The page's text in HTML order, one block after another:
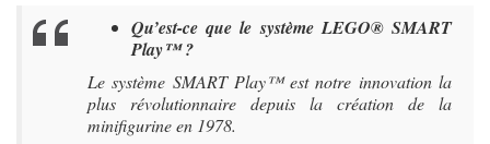
Qu’est-ce que le système LEGO® SMART
Play™ ?
Le système SMART Play™ est notre innovation la
plus révolutionnaire depuis la création de la
minifigurine en 1978.